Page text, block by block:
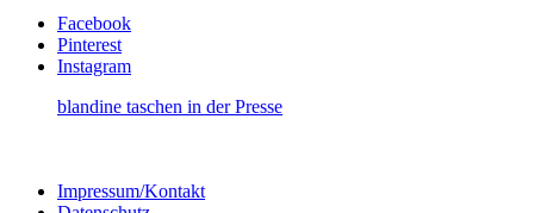
Facebook
Pinterest
Instagram
blandine taschen in der Presse
Impressum/Kontakt